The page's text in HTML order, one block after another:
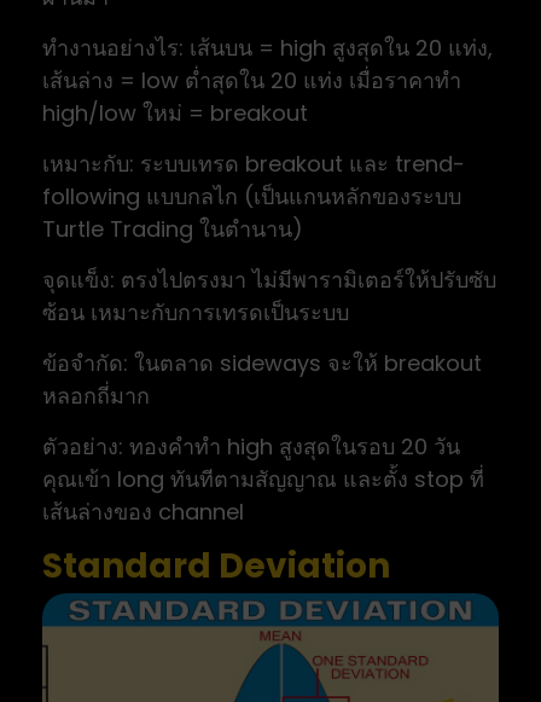
ทำงานอย่างไร: เส้นบน = high สูงสุดใน 20 แท่ง,
เส้นล่าง = low ต่ำสุดใน 20 แท่ง เมื่อราคาทำ
high/low ใหม่ = breakout
เหมาะกับ: ระบบเทรด breakout และ trend-
following แบบกลไก (เป็นแกนหลักของระบบ
Turtle Trading ในตำนาน)
จุดแข็ง: ตรงไปตรงมา ไม่มีพารามิเตอร์ให้ปรับซับ
ซ้อน เหมาะกับการเทรดเป็นระบบ
ข้อจำกัด: ในตลาด sideways จะให้ breakout
หลอกถี่มาก
ตัวอย่าง: ทองคำทำ high สูงสุดในรอบ 20 วัน
คุณเข้า long ทันทีตามสัญญาณ และตั้ง stop ที่
เส้นล่างของ channel
Standard Deviation